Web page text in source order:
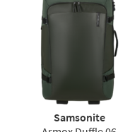
Samsonite